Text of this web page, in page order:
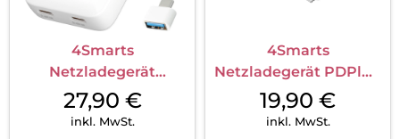
4Smarts
Netzladegerät
FlatPlug Slim Dual
45W GaN 2C Weiß
27,90 €
inkl. MwSt.
4Smarts
Netzladegerät PDPlug
Slim 20W GaN 1C +
USB-C Lightning
19,90 €
inkl. MwSt.